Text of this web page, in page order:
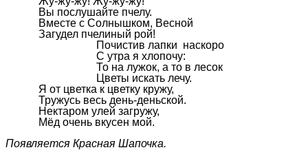
Вы послушайте пчелу.
Вместе с Солнышком, Весной
Загудел пчелиный рой!
Почистив лапки наскоро
С утра я хлопочу:
То на лужок, а то в лесок
Цветы искать лечу.
Я от цветка к цветку кружу,
Тружусь весь день-деньской.
Нектаром улей загружу,
Мёд очень вкусен мой.
Появляется Красная Шапочка.